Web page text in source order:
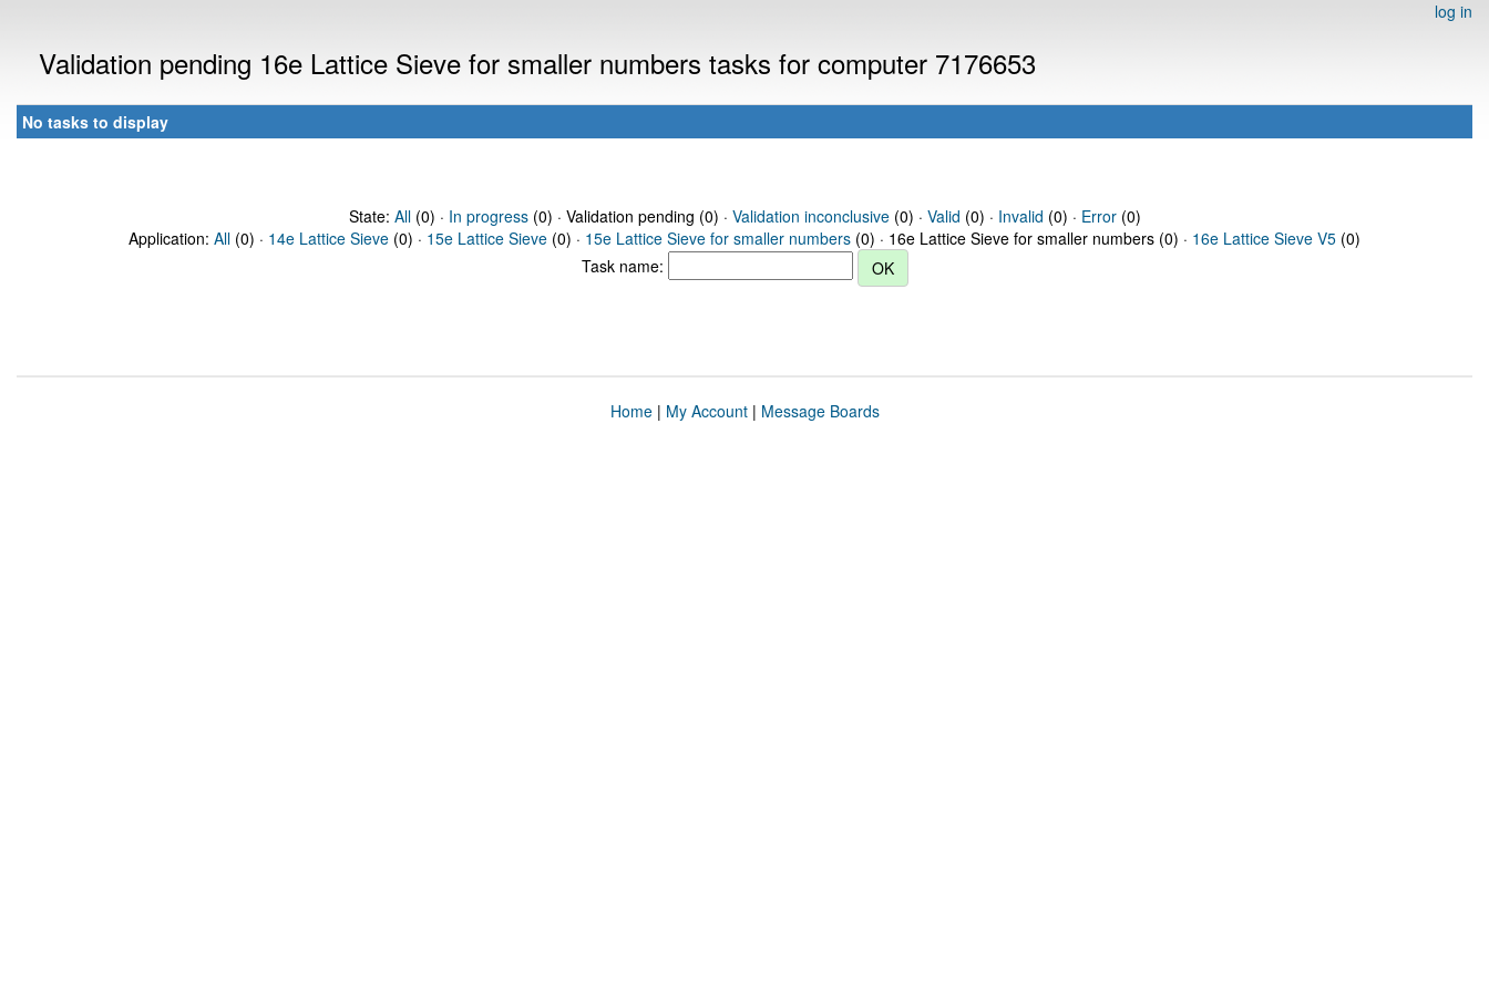
log in
Validation pending 16e Lattice Sieve for smaller numbers tasks for computer 7176653
No tasks to display
State: All(0) · In progress(0) · Validation pending (0) · Validation inconclusive(0) · Valid (0) · Invalid (0) · Error(0)
Application: All (0) · 14e Lattice Sieve (0) · 15e Lattice Sieve (0) · 15e Lattice Sieve for smaller numbers (0) · 16e Lattice Sieve for smaller numbers (0) · 16e Lattice Sieve V5 (0)
Task name:
Home| My Account| Message Boards